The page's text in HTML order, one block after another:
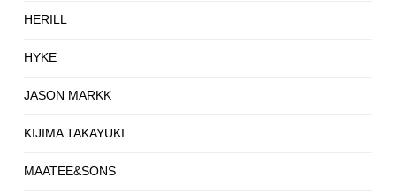
HERILL
HYKE
JASON MARKK
KIJIMA TAKAYUKI
MAATEE&SONS